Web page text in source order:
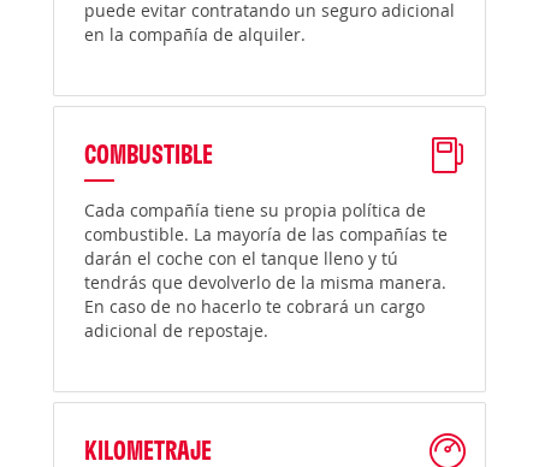
puede evitar contratando un seguro adicional
en la compañía de alquiler.
COMBUSTIBLE
Cada compañía tiene su propia política de
combustible. La mayoría de las compañías te
darán el coche con el tanque lleno y tú
tendrás que devolverlo de la misma manera.
En caso de no hacerlo te cobrará un cargo
adicional de repostaje.
KILOMETRAJE